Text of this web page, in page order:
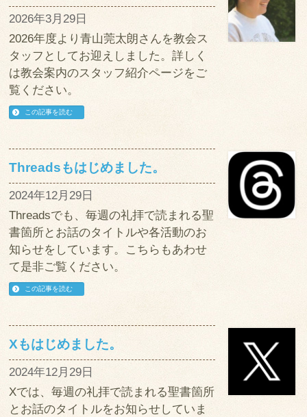
2026年3月29日
2026年度より青山莞太朗さんを教会ス
タッフとしてお迎えしました。詳しく
は教会案内のスタッフ紹介ページをご
覧ください。
この記事を読む
Threadsもはじめました。
2024年12月29日
Threadsでも、毎週の礼拝で読まれる聖
書箇所とお話のタイトルや各活動のお
知らせをしています。こちらもあわせ
て是非ご覧ください。
この記事を読む
Xもはじめました。
2024年12月29日
Xでは、毎週の礼拝で読まれる聖書箇所
とお話のタイトルをお知らせしていま